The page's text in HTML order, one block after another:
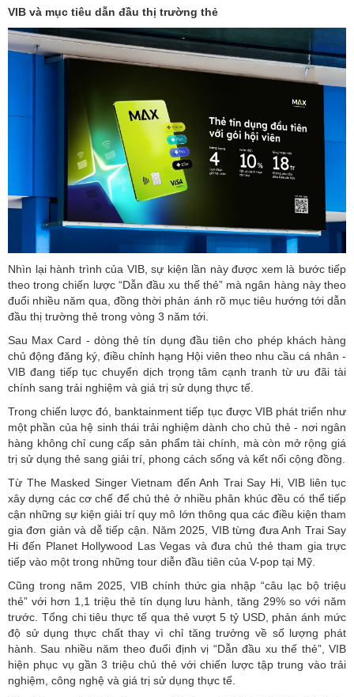
VIB và mục tiêu dẫn đầu thị trường thẻ
Nhìn lại hành trình của VIB, sự kiện lần này được xem là bước tiếp
theo trong chiến lược “Dẫn đầu xu thế thẻ” mà ngân hàng này theo
đuổi nhiều năm qua, đồng thời phản ánh rõ mục tiêu hướng tới dẫn
đầu thị trường thẻ trong vòng 3 năm tới.
Sau Max Card - dòng thẻ tín dụng đầu tiên cho phép khách hàng
chủ động đăng ký, điều chỉnh hạng Hội viên theo nhu cầu cá nhân -
VIB đang tiếp tục chuyển dịch trọng tâm cạnh tranh từ ưu đãi tài
chính sang trải nghiệm và giá trị sử dụng thực tế.
Trong chiến lược đó, banktainment tiếp tục được VIB phát triển như
một phần của hệ sinh thái trải nghiệm dành cho chủ thẻ - nơi ngân
hàng không chỉ cung cấp sản phẩm tài chính, mà còn mở rộng giá
trị sử dụng thẻ sang giải trí, phong cách sống và kết nối cộng đồng.
Từ The Masked Singer Vietnam đến Anh Trai Say Hi, VIB liên tục
xây dựng các cơ chế để chủ thẻ ở nhiều phân khúc đều có thể tiếp
cận những sự kiện giải trí quy mô lớn thông qua các điều kiện tham
gia đơn giản và dễ tiếp cận. Năm 2025, VIB từng đưa Anh Trai Say
Hi đến Planet Hollywood Las Vegas và đưa chủ thẻ tham gia trực
tiếp vào một trong những tour diễn đầu tiên của V-pop tại Mỹ.
Cũng trong năm 2025, VIB chính thức gia nhập “câu lạc bộ triệu
thẻ” với hơn 1,1 triệu thẻ tín dụng lưu hành, tăng 29% so với năm
trước. Tổng chi tiêu thực tế qua thẻ vượt 5 tỷ USD, phản ánh mức
độ sử dụng thực chất thay vì chỉ tăng trưởng về số lượng phát
hành. Sau nhiều năm theo đuổi định vị “Dẫn đầu xu thế thẻ”, VIB
hiện phục vụ gần 3 triệu chủ thẻ với chiến lược tập trung vào trải
nghiệm, công nghệ và giá trị sử dụng thực tế.